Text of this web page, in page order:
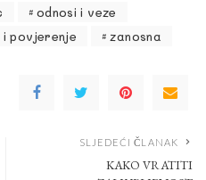
odnosi i veze
i povjerenje zanosna
SLJEDEĆI ČLANAK
KAKO VRATITI